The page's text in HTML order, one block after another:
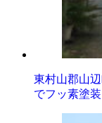
東村山郡山
でフッ素塗装